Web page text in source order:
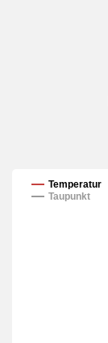
Temperatur
Taupunkt